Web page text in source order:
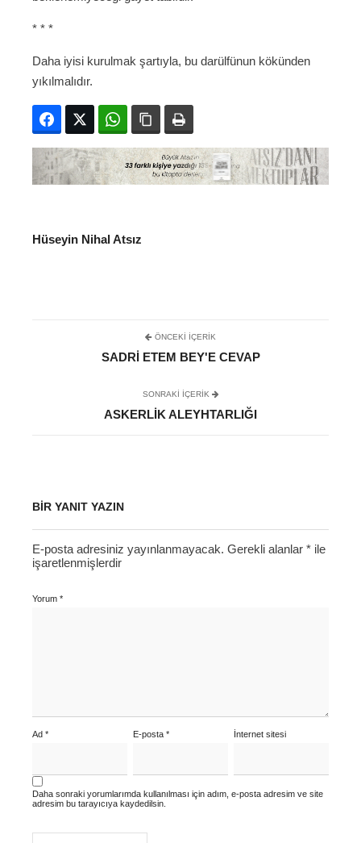
* * *
Daha iyisi kurulmak şartıyla, bu darülfünun kökünden
yıkılmalıdır.
FacebookTwitter WhatsAppBağlanıyı kopyala
Hüseyin Nihal Atsız
ÖNCEKI İÇERIK
SADRI ETEM BEY'E CEVAP
SONRAKI IÇERIK
ASKERLIK ALEYHTARLIĞI
BIR YANIT YAZIN
E-posta adresiniz yayınlanmayacak. Gerekli alanlar * ile
işaretlenmişlerdir
Yorum *
Ad * E-posta* İnternet sitesi
Daha sonraki yorumlarımda kullanılması için adım, e-posta adresim ve site
adresim bu tarayıcıya kaydedilsin.